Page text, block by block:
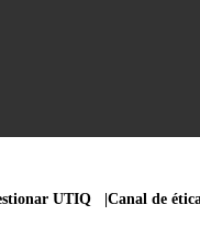
UTIQ Canal de